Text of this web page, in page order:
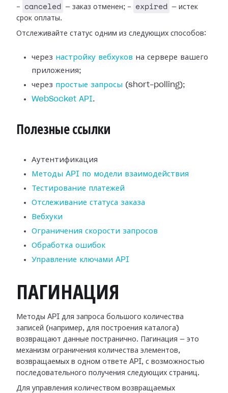
-
canceled — заказ отменен; - expired — истек
срок оплаты.
Отслеживайте статус одним из следующих способов:
через настройку вебхуков на сервере вашего
приложения;
через простые запросы (short-polling);
WebSocket API.
Полезные ссылки
Аутентификация
Методы API по модели взаимодействия
Тестирование платежей
Отслеживание статуса заказа
Вебхуки
Ограничения скорости запросов
Обработка ошибок
Управление ключами API
ПАГИНАЦИЯ
Методы API для запроса большого количества
записей (например, для построения каталога)
возвращают данные постранично. Пагинация — это
механизм ограничения количества элементов,
возвращаемых в одном ответе API, с возможностью
последовательного получения следующих страниц.
Для управления количеством возвращаемых